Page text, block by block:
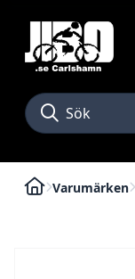
Varumärken